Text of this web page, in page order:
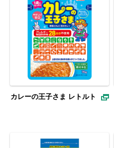
カレーの王子さま レトルト